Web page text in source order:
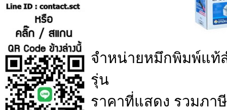
จำหน่ายหมึกพิมพ์แท้
รุ่น
ราคาที่แสดง รวมภา